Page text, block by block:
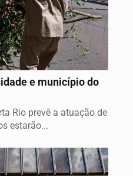
e município do
Rio prevê a atuação de
estarão...